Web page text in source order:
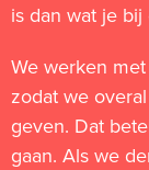
is dan wat je
We werken
zodat we
geven. Dat
gaan. Als we